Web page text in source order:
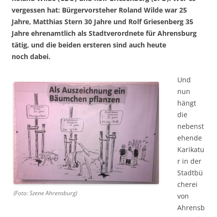
vergessen hat: Bürgervorsteher Roland Wilde war 25
Jahre, Matthias Stern 30 Jahre und Rolf Griesenberg 35
Jahre ehrenamtlich als Stadtverordnete für Ahrensburg
tätig, und die beiden ersteren sind auch heute
noch dabei.
(Foto: Szene Ahrensburg)
Und
nun
hängt
die
nebenst
ehende
Karikatu
r in der
Stadtbü
cherei
von
Ahrensb